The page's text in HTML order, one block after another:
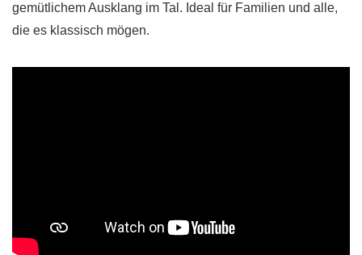
gemütlichem Ausklang im Tal. Ideal für Familien und alle,
die es klassisch mögen.